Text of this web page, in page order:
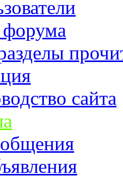
сайта